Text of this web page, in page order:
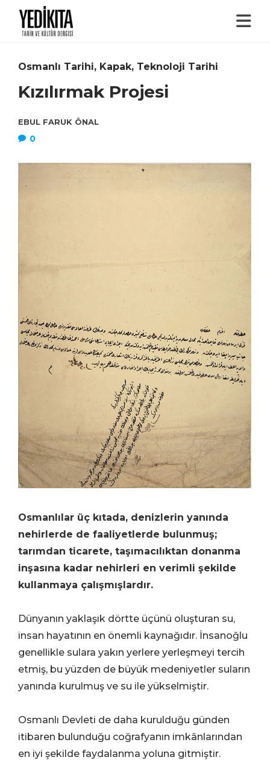
Osmanlı Tarihi, Kapak, Teknoloji Tarihi
Kızılırmak Projesi
EBUL FARUK ÖNAL
0
Osmanlılar üç kıtada, denizlerin yanında
nehirlerde de faaliyetlerde bulunmuş;
tarımdan ticarete, taşımacılıktan donanma
inşasına kadar nehirleri en verimli şekilde
kullanmaya çalışmışlardır.
Dünyanın yaklaşık dörtte üçünü oluşturan su,
insan hayatının en önemli kaynağıdır. İnsanoğlu
genellikle sulara yakın yerlere yerleşmeyi tercih
etmiş, bu yüzden de büyük medeniyetler suların
yanında kurulmuş ve su ile yükselmiştir.
Osmanlı Devleti de daha kurulduğu günden
itibaren bulunduğu coğrafyanın imkânlarından
en iyi şekilde faydalanma yoluna gitmiştir.